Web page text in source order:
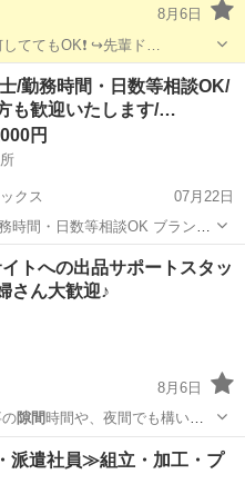
8月6日
ててもOK❗️ ↪️先輩ド…
置き配
/勤務時間・日数等相談OK/
も歓迎いたします/…
円
クス
07月22日
時間・日数等相談OK ブランク
も可!隙間時間を活用して家庭と
用者様のお宅を訪問して生活援
イトへの出品サポートスタッ
さん大歓迎♪
8月6日
隙間 時間や、夜間でも構いま
フ
派遣社員≫組立・加工・プ